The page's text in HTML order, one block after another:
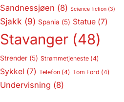
Sandnessjøen (8) Science fiction(3)
Sjakk (9) Spania (5) Statue(7)
Stavanger(48)
Strender(5) Strømmetjeneste(4)
Sykkel (7) Telefon(4) Tom Ford (4)
Undervisning (8)